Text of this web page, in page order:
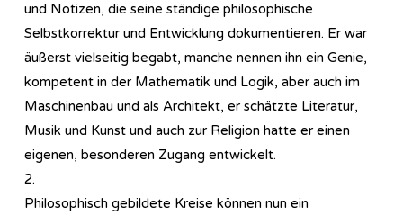
und Notizen, die seine ständige philosophische
Selbstkorrektur und Entwicklung dokumentieren. Er war
äußerst vielseitig begabt, manche nennen ihn ein Genie,
kompetent in der Mathematik und Logik, aber auch im
Maschinenbau und als Architekt, er schätzte Literatur,
Musik und Kunst und auch zur Religion hatte er einen
eigenen, besonderen Zugang entwickelt.
2.
Philosophisch gebildete Kreise können nun ein